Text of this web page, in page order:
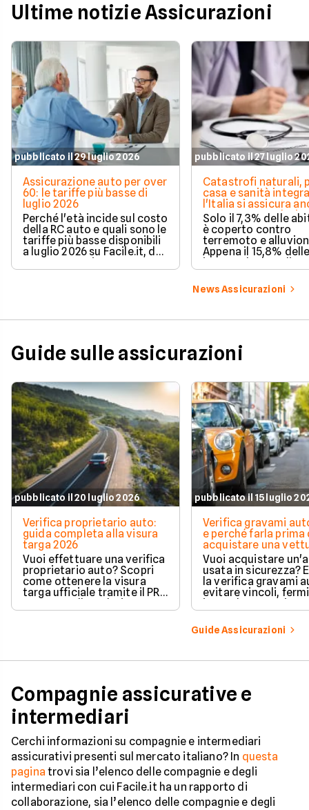
Ultime notizie Assicurazioni
pubblicato il 29 luglio 2026
Assicurazione auto per over
60: le tariffe più basse di
luglio 2026
Perché l'età incide sul costo
della RC auto e quali sono le
tariffe più basse disponibili
a luglio 2026 su Facile.it, da
pubblicato il 27 luglio
Catastrofi naturali,
casa e sanità
l'Italia si assicura
troppo poco. I dati
Solo il 7,3% delle
è coperto contro
terremoto e
Appena il 15,8%
catastrofale
dati ANIA 2025 sul
assicurativo
News Assicurazioni
Guide sulle assicurazioni
pubblicato il 20 luglio 2026
Verifica proprietario auto:
guida completa alla visura
targa 2026
Vuoi effettuare una verifica
proprietario auto? Scopri
come ottenere la visura
targa ufficiale tramite il PRA
vincoli in totale sicurezza.
pubblicato il 15 luglio
Verifica gravami
e perché farla prima
acquistare una
Vuoi acquistare
usata in sicurezza?
la verifica gravami
evitare vincoli,
tutelare il tuo
Guide Assicurazioni
Compagnie assicurative e
intermediari
Cerchi informazioni su compagnie e intermediari
assicurativi presenti sul mercato italiano? In questa
pagina trovi sia l’elenco delle compagnie e degli
intermediari con cui Facile.it ha un rapporto di
collaborazione, sia l’elenco delle compagnie e degli